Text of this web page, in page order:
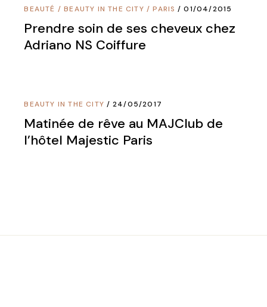
BEAUTÉ /BEAUTY IN THE CITY /PARIS 01/04/2015
Prendre soin de ses cheveux chez
Adriano NS Coiffure
BEAUTY IN THE CITY 24/05/2017
Matinée de rêve au MAJClub de
l’hôtel Majestic Paris